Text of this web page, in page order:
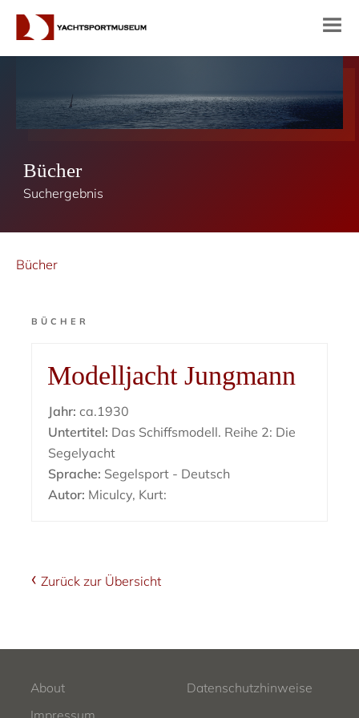
Bücher
Suchergebnis
Bücher
BÜCHER
Modelljacht Jungmann
Jahr: ca.1930
Untertitel: Das Schiffsmodell. Reihe 2: Die
Segelyacht
Sprache: Segelsport - Deutsch
Autor: Miculcy, Kurt:
Zurück zur Übersicht
About
Datenschutzhinweise